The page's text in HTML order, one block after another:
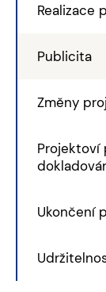
Realizace
Publicita
Změny
Projektoví
Ukončení